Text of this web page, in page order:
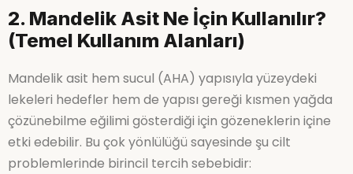
2. Mandelik Asit Ne İçin Kullanılır?
(Temel Kullanım Alanları)
Mandelik asit hem sucul (AHA) yapısıyla yüzeydeki
lekeleri hedefler hem de yapısı gereği kısmen yağda
çözünebilme eğilimi gösterdiği için gözeneklerin içine
etki edebilir. Bu çok yönlülüğü sayesinde şu cilt
problemlerinde birincil tercih sebebidir: